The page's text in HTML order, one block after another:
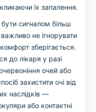
їх запалення.
сигналом більш
не ігнорувати
зберігається.
до лікаря у разі
очей або
захистити очі від
наслідків —
або контактні